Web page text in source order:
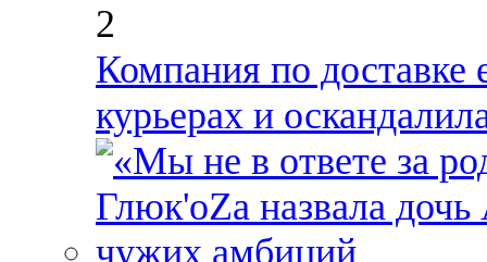
2
Компания по доставке
курьерах и